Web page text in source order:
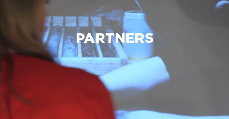
PARTNERS